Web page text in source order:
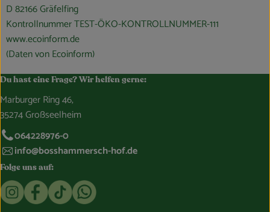
D 82166 Gräfelfing
Kontrollnummer TEST-ÖKO-KONTROLLNUMMER-111
www.ecoinform.de
(Daten von Ecoinform)
Du hast eine Frage? Wir helfen gerne:
Marburger Ring 46,
35274 Großseelheim
064228976-0
info@bosshammersch-hof.de
Folge uns auf:
Externer Link zu https://www.instagram.com/
Externer Link zu https://www.facebook.com/
Externer Link zu https://www.tiktok.com/
Externer Link zu https://whatsapp.com/